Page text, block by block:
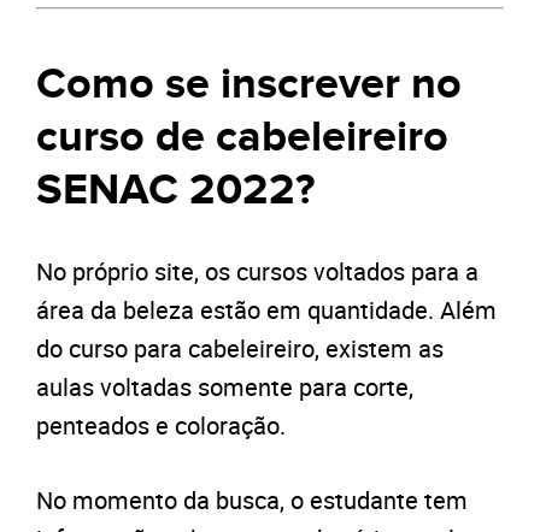
Como se inscrever no
curso de cabeleireiro
SENAC 2022?
No próprio site, os cursos voltados para a
área da beleza estão em quantidade. Além
do curso para cabeleireiro, existem as
aulas voltadas somente para corte,
penteados e coloração.
No momento da busca, o estudante tem